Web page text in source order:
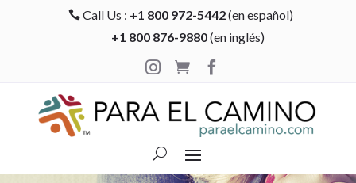
 Call Us : +1 800 972-5442(en español)
+1 800 876-9880(en inglés)

 